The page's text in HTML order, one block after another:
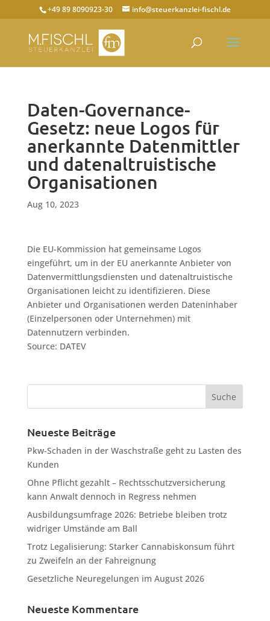
+49 89 8090923-30 info@steuerkanzlei-fischl.de
Daten-Governance-
Gesetz: neue Logos für
anerkannte Datenmittler
und datenaltruistische
Organisationen
Aug 10, 2023
Die EU-Kommission hat gemeinsame Logos
eingeführt, um in der EU anerkannte Anbieter von
Datenvermittlungsdiensten und datenaltruistische
Organisationen leicht zu identifizieren. Diese
Anbieter und Organisationen werden Dateninhaber
(Einzelpersonen oder Unternehmen) mit
Datennutzern verbinden.
Source: DATEV
Neueste Beiträge
Pkw-Schaden in der Waschstraße geht zu Lasten des
Kunden
Ohne Pflicht gezahlt – Rechtsschutzversicherung
kann Anwalt dennoch in Regress nehmen
Ausbildungsumfrage 2026: Betriebe bleiben trotz
widriger Umstände am Ball
Trotz Legalisierung: Starker Cannabiskonsum führt
zu Zweifeln an der Fahreignung
Gesetzliche Neuregelungen im August 2026
Neueste Kommentare